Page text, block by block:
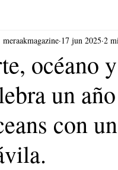
Arte
océano
un
con
meraakmagazine 17 jun 2025 2